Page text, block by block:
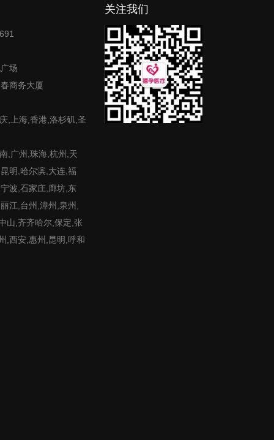
场
商务大厦
,上海,香港,洛杉矶,圣
,广州,珠海,杭州,天
明,哈尔滨,大连,福
波,石家庄,廊坊,东
江,台州,漳州,泉州,
山,齐齐哈尔,保定,张
,西安,惠州,昆明,呼和
关注我们